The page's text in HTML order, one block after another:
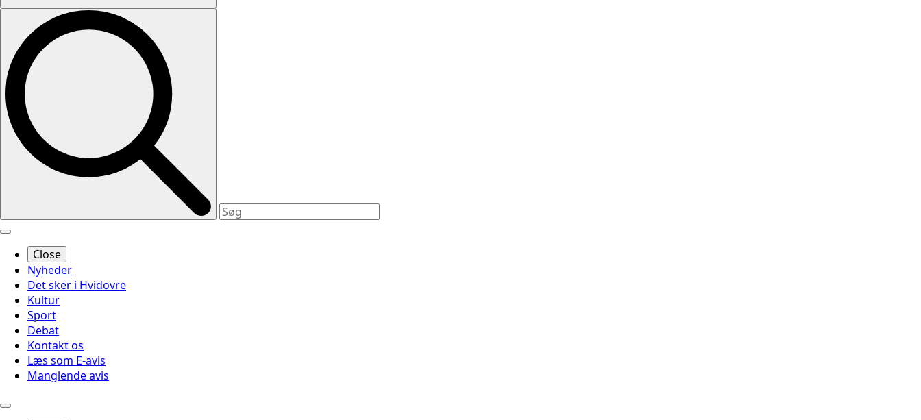
Close
Nyheder
Det sker i Hvidovre
Kultur
Sport
Debat
Kontakt os
Læs som E-avis
Manglende avis